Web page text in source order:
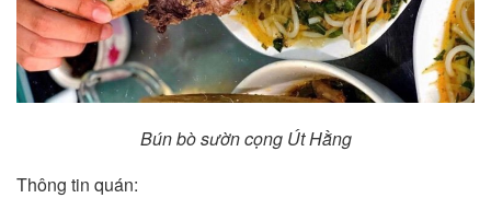
Bún bò sườn cọng Út Hằng
Thông tin quán: